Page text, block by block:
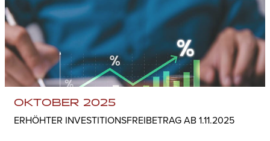
OKTOBER 2025
ERHÖHTER INVESTITIONSFREIBETRAG AB 1.11.2025